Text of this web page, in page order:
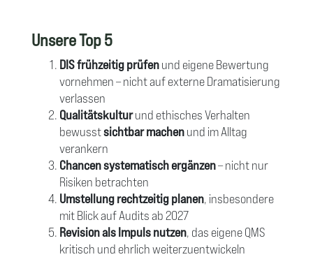
Unsere Top 5
DIS frühzeitig prüfenund eigene Bewertung
vornehmen – nicht auf externe Dramatisierung
verlassen
Qualitätskulturund ethisches Verhalten
bewusstsichtbar machenund im Alltag
verankern
Chancen systematisch ergänzen– nicht nur
Risiken betrachten
Umstellung rechtzeitig planen, insbesondere
mit Blick auf Audits ab 2027
Revision als Impuls nutzen, das eigene QMS
kritisch und ehrlich weiterzuentwickeln